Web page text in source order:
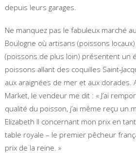
depuis leurs garages.
Ne manquez pas le fabuleux marché
Boulogne où artisans (poissons
(poissons de plus loin) présentent un
poissons allant des coquilles Saint-
aux araignées de mer et aux dorades.
Market, le vendeur me dit : « J’ai
qualité du poisson, j’ai même reçu un
Elizabeth II concernant mon prix en
table royale – le premier pêcheur
prix de la reine. »